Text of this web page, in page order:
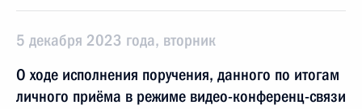
5 декабря 2023 года, вторник
О ходе исполнения поручения, данного по итогам
личного приёма в режиме видео-конференц-связи